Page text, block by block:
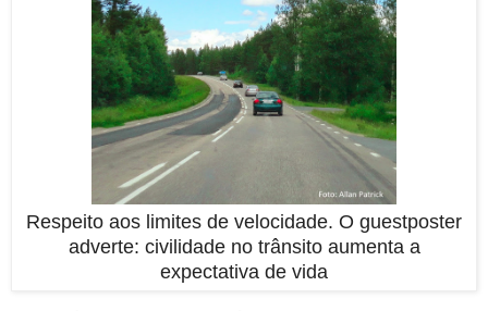
Respeito aos limites de velocidade. O guestposter
adverte: civilidade no trânsito aumenta a
expectativa de vida